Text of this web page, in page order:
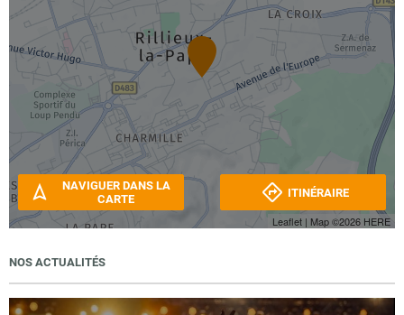
Leaflet | Map ©2026 HERE
NAVIGUER DANS LA
CARTE
ITINÉRAIRE
NOS ACTUALITÉS